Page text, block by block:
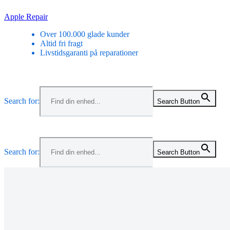
Skip
Apple Repair
Over 100.000 glade kunder
Altid fri fragt
Livstidsgaranti på reparationer
Search for: Search Button
Search for: Search Button